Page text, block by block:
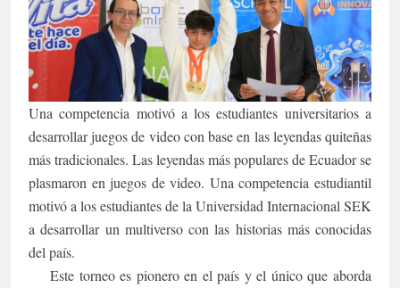
Una competencia motivó a los estudiantes universitarios a
desarrollar juegos de video con base en las leyendas quiteñas
más tradicionales. Las leyendas más populares de Ecuador se
plasmaron en juegos de video. Una competencia estudiantil
motivó a los estudiantes de la Universidad Internacional SEK
a desarrollar un multiverso con las historias más conocidas
del país.
Este torneo es pionero en el país y el único que aborda